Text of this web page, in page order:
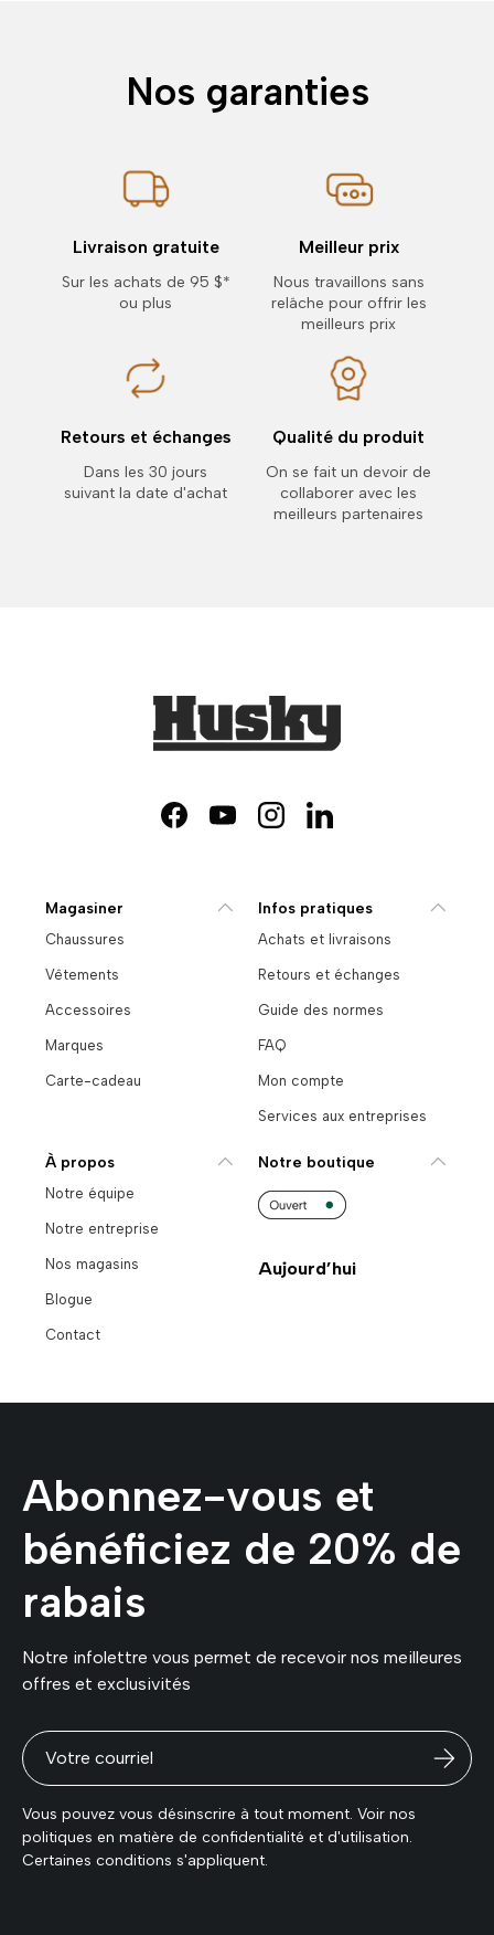
Nos garanties
Livraison gratuite
Sur les achats de 95 $*
ou plus
Meilleur prix
Nous travaillons sans
relâche pour offrir les
meilleurs prix
Retours et échanges
Dans les 30 jours
suivant la date d'achat
Qualité du produit
On se fait un devoir de
collaborer avec les
meilleurs partenaires
FacebookYouTubeInstagramLinkedIn
Magasiner
Chaussures
Vêtements
Accessoires
Marques
Carte-cadeau
Infos pratiques
Achats et livraisons
Retours et échanges
Guide des normes
FAQ
Mon compte
Services aux entreprises
À propos
Notre équipe
Notre entreprise
Nos magasins
Blogue
Contact
Notre boutique
Aujourd’hui
Abonnez-vous et
bénéficiez de 20% de
rabais
Notre infolettre vous permet de recevoir nos meilleures
offres et exclusivités
Vous pouvez vous désinscrire à tout moment. Voir nos
politiques en matière de confidentialité et d'utilisation.
Certaines conditions s'appliquent.